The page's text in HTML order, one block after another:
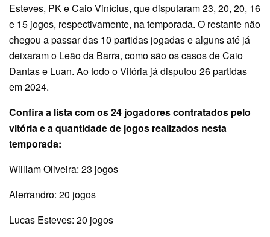
Esteves, PK e Caio Vinícius, que disputaram 23, 20, 20, 16
e 15 jogos, respectivamente, na temporada. O restante não
chegou a passar das 10 partidas jogadas e alguns até já
deixaram o Leão da Barra, como são os casos de Caio
Dantas e Luan. Ao todo o Vitória já disputou 26 partidas
em 2024.
Confira a lista com os 24 jogadores contratados pelo
vitória e a quantidade de jogos realizados nesta
temporada:
William Oliveira: 23 jogos
Alerrandro: 20 jogos
Lucas Esteves: 20 jogos